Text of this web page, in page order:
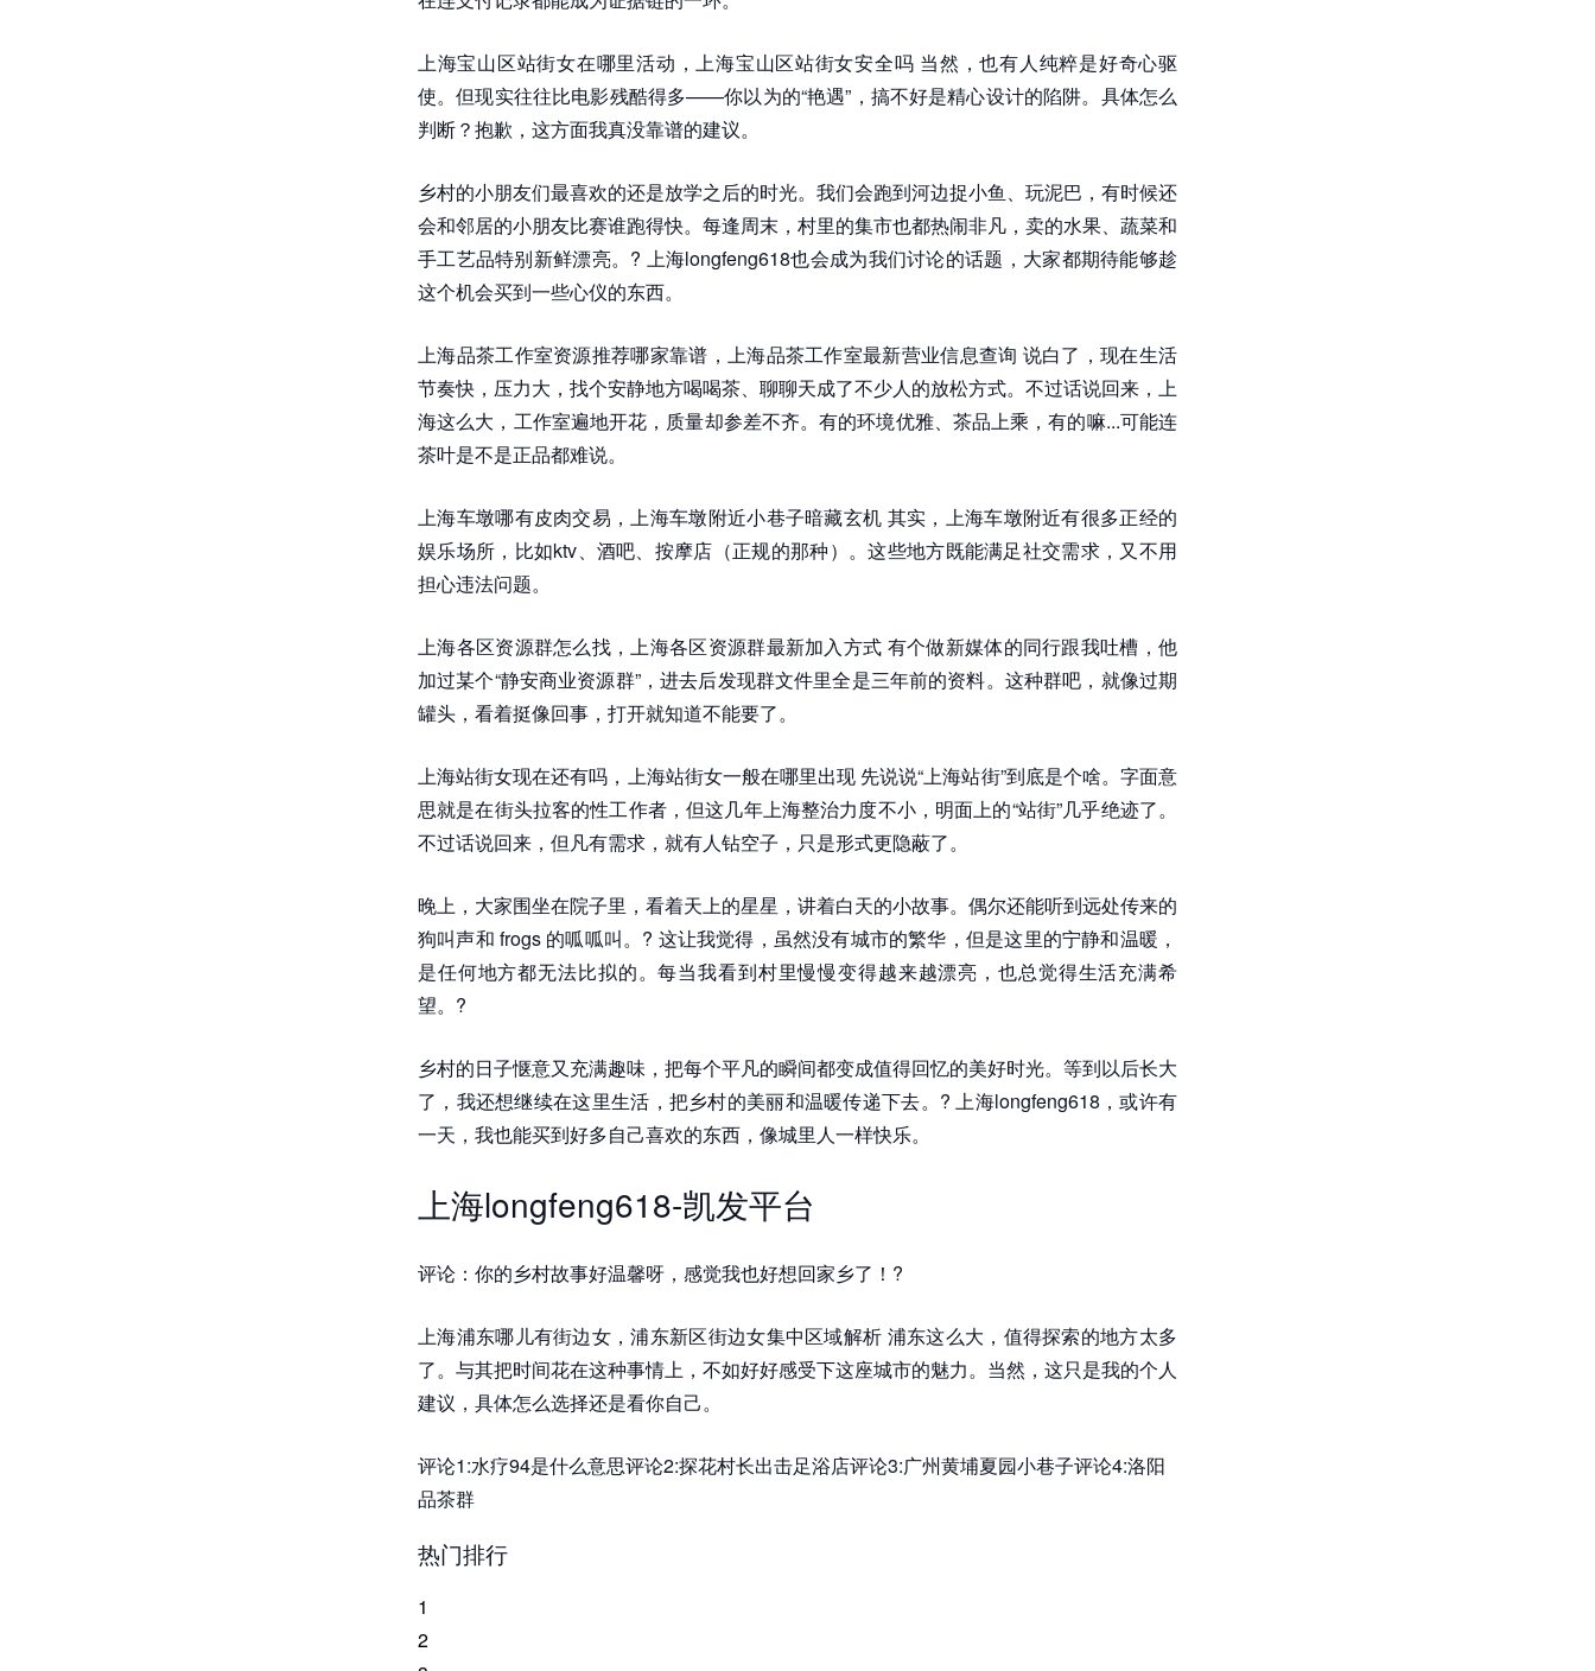
上海宝山区站街女在哪里活动，上海宝山区站街女安全吗 当然，也有人纯粹是好奇心驱
使。但现实往往比电影残酷得多——你以为的“艳遇”，搞不好是精心设计的陷阱。具体怎么
判断？抱歉，这方面我真没靠谱的建议。
乡村的小朋友们最喜欢的还是放学之后的时光。我们会跑到河边捉小鱼、玩泥巴，有时候还
会和邻居的小朋友比赛谁跑得快。每逢周末，村里的集市也都热闹非凡，卖的水果、蔬菜和
手工艺品特别新鲜漂亮。? 上海longfeng618也会成为我们讨论的话题，大家都期待能够趁
这个机会买到一些心仪的东西。
上海品茶工作室资源推荐哪家靠谱，上海品茶工作室最新营业信息查询 说白了，现在生活
节奏快，压力大，找个安静地方喝喝茶、聊聊天成了不少人的放松方式。不过话说回来，上
海这么大，工作室遍地开花，质量却参差不齐。有的环境优雅、茶品上乘，有的嘛...可能连
茶叶是不是正品都难说。
上海车墩哪有皮肉交易，上海车墩附近小巷子暗藏玄机 其实，上海车墩附近有很多正经的
娱乐场所，比如ktv、酒吧、按摩店（正规的那种）。这些地方既能满足社交需求，又不用
担心违法问题。
上海各区资源群怎么找，上海各区资源群最新加入方式 有个做新媒体的同行跟我吐槽，他
加过某个“静安商业资源群”，进去后发现群文件里全是三年前的资料。这种群吧，就像过期
罐头，看着挺像回事，打开就知道不能要了。
上海站街女现在还有吗，上海站街女一般在哪里出现 先说说“上海站街”到底是个啥。字面意
思就是在街头拉客的性工作者，但这几年上海整治力度不小，明面上的“站街”几乎绝迹了。
不过话说回来，但凡有需求，就有人钻空子，只是形式更隐蔽了。
晚上，大家围坐在院子里，看着天上的星星，讲着白天的小故事。偶尔还能听到远处传来的
狗叫声和 frogs 的呱呱叫。? 这让我觉得，虽然没有城市的繁华，但是这里的宁静和温暖，
是任何地方都无法比拟的。每当我看到村里慢慢变得越来越漂亮，也总觉得生活充满希
望。?
乡村的日子惬意又充满趣味，把每个平凡的瞬间都变成值得回忆的美好时光。等到以后长大
了，我还想继续在这里生活，把乡村的美丽和温暖传递下去。? 上海longfeng618，或许有
一天，我也能买到好多自己喜欢的东西，像城里人一样快乐。
上海longfeng618-凯发平台
评论：你的乡村故事好温馨呀，感觉我也好想回家乡了！?
上海浦东哪儿有街边女，浦东新区街边女集中区域解析 浦东这么大，值得探索的地方太多
了。与其把时间花在这种事情上，不如好好感受下这座城市的魅力。当然，这只是我的个人
建议，具体怎么选择还是看你自己。
评论1:水疗94是什么意思评论2:探花村长出击足浴店评论3:广州黄埔夏园小巷子评论4:洛阳
品茶群
热门排行
1
2